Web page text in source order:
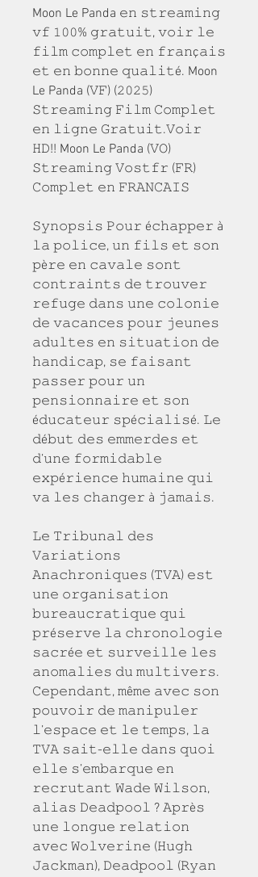
Moon Le Panda 𝚎𝚗 𝚜𝚝𝚛𝚎𝚊𝚖𝚒𝚗𝚐
𝚟𝚏 𝟷𝟶𝟶% 𝚐𝚛𝚊𝚝𝚞𝚒𝚝, 𝚟𝚘𝚒𝚛 𝚕𝚎
𝚏𝚒𝚕𝚖 𝚌𝚘𝚖𝚙𝚕𝚎𝚝 𝚎𝚗 𝚏𝚛𝚊𝚗ç𝚊𝚒𝚜
𝚎𝚝 𝚎𝚗 𝚋𝚘𝚗𝚗𝚎 𝚚𝚞𝚊𝚕𝚒𝚝é. Moon
Le Panda (𝚅𝙵) (𝟸𝟶𝟸𝟻)
𝚂𝚝𝚛𝚎𝚊𝚖𝚒𝚗𝚐 𝙵𝚒𝚕𝚖 𝙲𝚘𝚖𝚙𝚕𝚎𝚝
𝚎𝚗 𝚕𝚒𝚐𝚗𝚎 𝙶𝚛𝚊𝚝𝚞𝚒𝚝.𝚅𝚘𝚒𝚛
𝙷𝙳!! Moon Le Panda (𝚅𝙾)
𝚂𝚝𝚛𝚎𝚊𝚖𝚒𝚗𝚐 𝚅𝚘𝚜𝚝𝚏𝚛 (𝙵𝚁)
𝙲𝚘𝚖𝚙𝚕𝚎𝚝 𝚎𝚗 𝙵𝚁𝙰𝙽𝙲𝙰𝙸𝚂
𝚂𝚢𝚗𝚘𝚙𝚜𝚒𝚜 𝙿𝚘𝚞𝚛 é𝚌𝚑𝚊𝚙𝚙𝚎𝚛 à
𝚕𝚊 𝚙𝚘𝚕𝚒𝚌𝚎, 𝚞𝚗 𝚏𝚒𝚕𝚜 𝚎𝚝 𝚜𝚘𝚗
𝚙è𝚛𝚎 𝚎𝚗 𝚌𝚊𝚟𝚊𝚕𝚎 𝚜𝚘𝚗𝚝
𝚌𝚘𝚗𝚝𝚛𝚊𝚒𝚗𝚝𝚜 𝚍𝚎 𝚝𝚛𝚘𝚞𝚟𝚎𝚛
𝚛𝚎𝚏𝚞𝚐𝚎 𝚍𝚊𝚗𝚜 𝚞𝚗𝚎 𝚌𝚘𝚕𝚘𝚗𝚒𝚎
𝚍𝚎 𝚟𝚊𝚌𝚊𝚗𝚌𝚎𝚜 𝚙𝚘𝚞𝚛 𝚓𝚎𝚞𝚗𝚎𝚜
𝚊𝚍𝚞𝚕𝚝𝚎𝚜 𝚎𝚗 𝚜𝚒𝚝𝚞𝚊𝚝𝚒𝚘𝚗 𝚍𝚎
𝚑𝚊𝚗𝚍𝚒𝚌𝚊𝚙, 𝚜𝚎 𝚏𝚊𝚒𝚜𝚊𝚗𝚝
𝚙𝚊𝚜𝚜𝚎𝚛 𝚙𝚘𝚞𝚛 𝚞𝚗
𝚙𝚎𝚗𝚜𝚒𝚘𝚗𝚗𝚊𝚒𝚛𝚎 𝚎𝚝 𝚜𝚘𝚗
é𝚍𝚞𝚌𝚊𝚝𝚎𝚞𝚛 𝚜𝚙é𝚌𝚒𝚊𝚕𝚒𝚜é. 𝙻𝚎
𝚍é𝚋𝚞𝚝 𝚍𝚎𝚜 𝚎𝚖𝚖𝚎𝚛𝚍𝚎𝚜 𝚎𝚝
𝚍’𝚞𝚗𝚎 𝚏𝚘𝚛𝚖𝚒𝚍𝚊𝚋𝚕𝚎
𝚎𝚡𝚙é𝚛𝚒𝚎𝚗𝚌𝚎 𝚑𝚞𝚖𝚊𝚒𝚗𝚎 𝚚𝚞𝚒
𝚟𝚊 𝚕𝚎𝚜 𝚌𝚑𝚊𝚗𝚐𝚎𝚛 à 𝚓𝚊𝚖𝚊𝚒𝚜.
𝙻𝚎 𝚃𝚛𝚒𝚋𝚞𝚗𝚊𝚕 𝚍𝚎𝚜
𝚅𝚊𝚛𝚒𝚊𝚝𝚒𝚘𝚗𝚜
𝙰𝚗𝚊𝚌𝚑𝚛𝚘𝚗𝚒𝚚𝚞𝚎𝚜 (𝚃𝚅𝙰) 𝚎𝚜𝚝
𝚞𝚗𝚎 𝚘𝚛𝚐𝚊𝚗𝚒𝚜𝚊𝚝𝚒𝚘𝚗
𝚋𝚞𝚛𝚎𝚊𝚞𝚌𝚛𝚊𝚝𝚒𝚚𝚞𝚎 𝚚𝚞𝚒
𝚙𝚛é𝚜𝚎𝚛𝚟𝚎 𝚕𝚊 𝚌𝚑𝚛𝚘𝚗𝚘𝚕𝚘𝚐𝚒𝚎
𝚜𝚊𝚌𝚛é𝚎 𝚎𝚝 𝚜𝚞𝚛𝚟𝚎𝚒𝚕𝚕𝚎 𝚕𝚎𝚜
𝚊𝚗𝚘𝚖𝚊𝚕𝚒𝚎𝚜 𝚍𝚞 𝚖𝚞𝚕𝚝𝚒𝚟𝚎𝚛𝚜.
𝙲𝚎𝚙𝚎𝚗𝚍𝚊𝚗𝚝, 𝚖ê𝚖𝚎 𝚊𝚟𝚎𝚌 𝚜𝚘𝚗
𝚙𝚘𝚞𝚟𝚘𝚒𝚛 𝚍𝚎 𝚖𝚊𝚗𝚒𝚙𝚞𝚕𝚎𝚛
𝚕’𝚎𝚜𝚙𝚊𝚌𝚎 𝚎𝚝 𝚕𝚎 𝚝𝚎𝚖𝚙𝚜, 𝚕𝚊
𝚃𝚅𝙰 𝚜𝚊𝚒𝚝-𝚎𝚕𝚕𝚎 𝚍𝚊𝚗𝚜 𝚚𝚞𝚘𝚒
𝚎𝚕𝚕𝚎 𝚜’𝚎𝚖𝚋𝚊𝚛𝚚𝚞𝚎 𝚎𝚗
𝚛𝚎𝚌𝚛𝚞𝚝𝚊𝚗𝚝 𝚆𝚊𝚍𝚎 𝚆𝚒𝚕𝚜𝚘𝚗,
𝚊𝚕𝚒𝚊𝚜 𝙳𝚎𝚊𝚍𝚙𝚘𝚘𝚕 ? 𝙰𝚙𝚛è𝚜
𝚞𝚗𝚎 𝚕𝚘𝚗𝚐𝚞𝚎 𝚛𝚎𝚕𝚊𝚝𝚒𝚘𝚗
𝚊𝚟𝚎𝚌 𝚆𝚘𝚕𝚟𝚎𝚛𝚒𝚗𝚎 (𝙷𝚞𝚐𝚑
𝙹𝚊𝚌𝚔𝚖𝚊𝚗), 𝙳𝚎𝚊𝚍𝚙𝚘𝚘𝚕 (𝚁𝚢𝚊𝚗